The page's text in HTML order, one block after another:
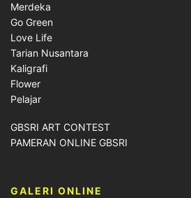
Merdeka
Go Green
Love Life
Tarian Nusantara
Kaligrafi
Flower
Pelajar
GBSRI ART CONTEST
PAMERAN ONLINE GBSRI
GALERI ONLINE